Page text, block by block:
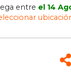
entre el 14